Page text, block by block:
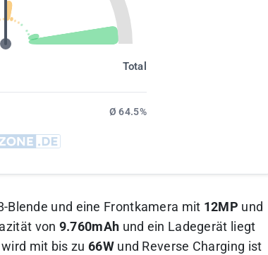
Total
Ø 64.5%
Blende und eine Frontkamera mit 12MP und
von 9.760mAh und ein Ladegerät liegt
mit bis zu 66Wund Reverse Charging ist